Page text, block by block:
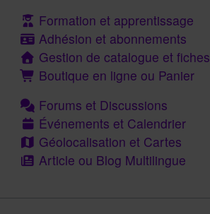
Formation et apprentissage
Adhésion et abonnements
Gestion de catalogue et fiches
Boutique en ligne ou Panier
Forums et Discussions
Événements et Calendrier
Géolocalisation et Cartes
Article ou Blog Multilingue